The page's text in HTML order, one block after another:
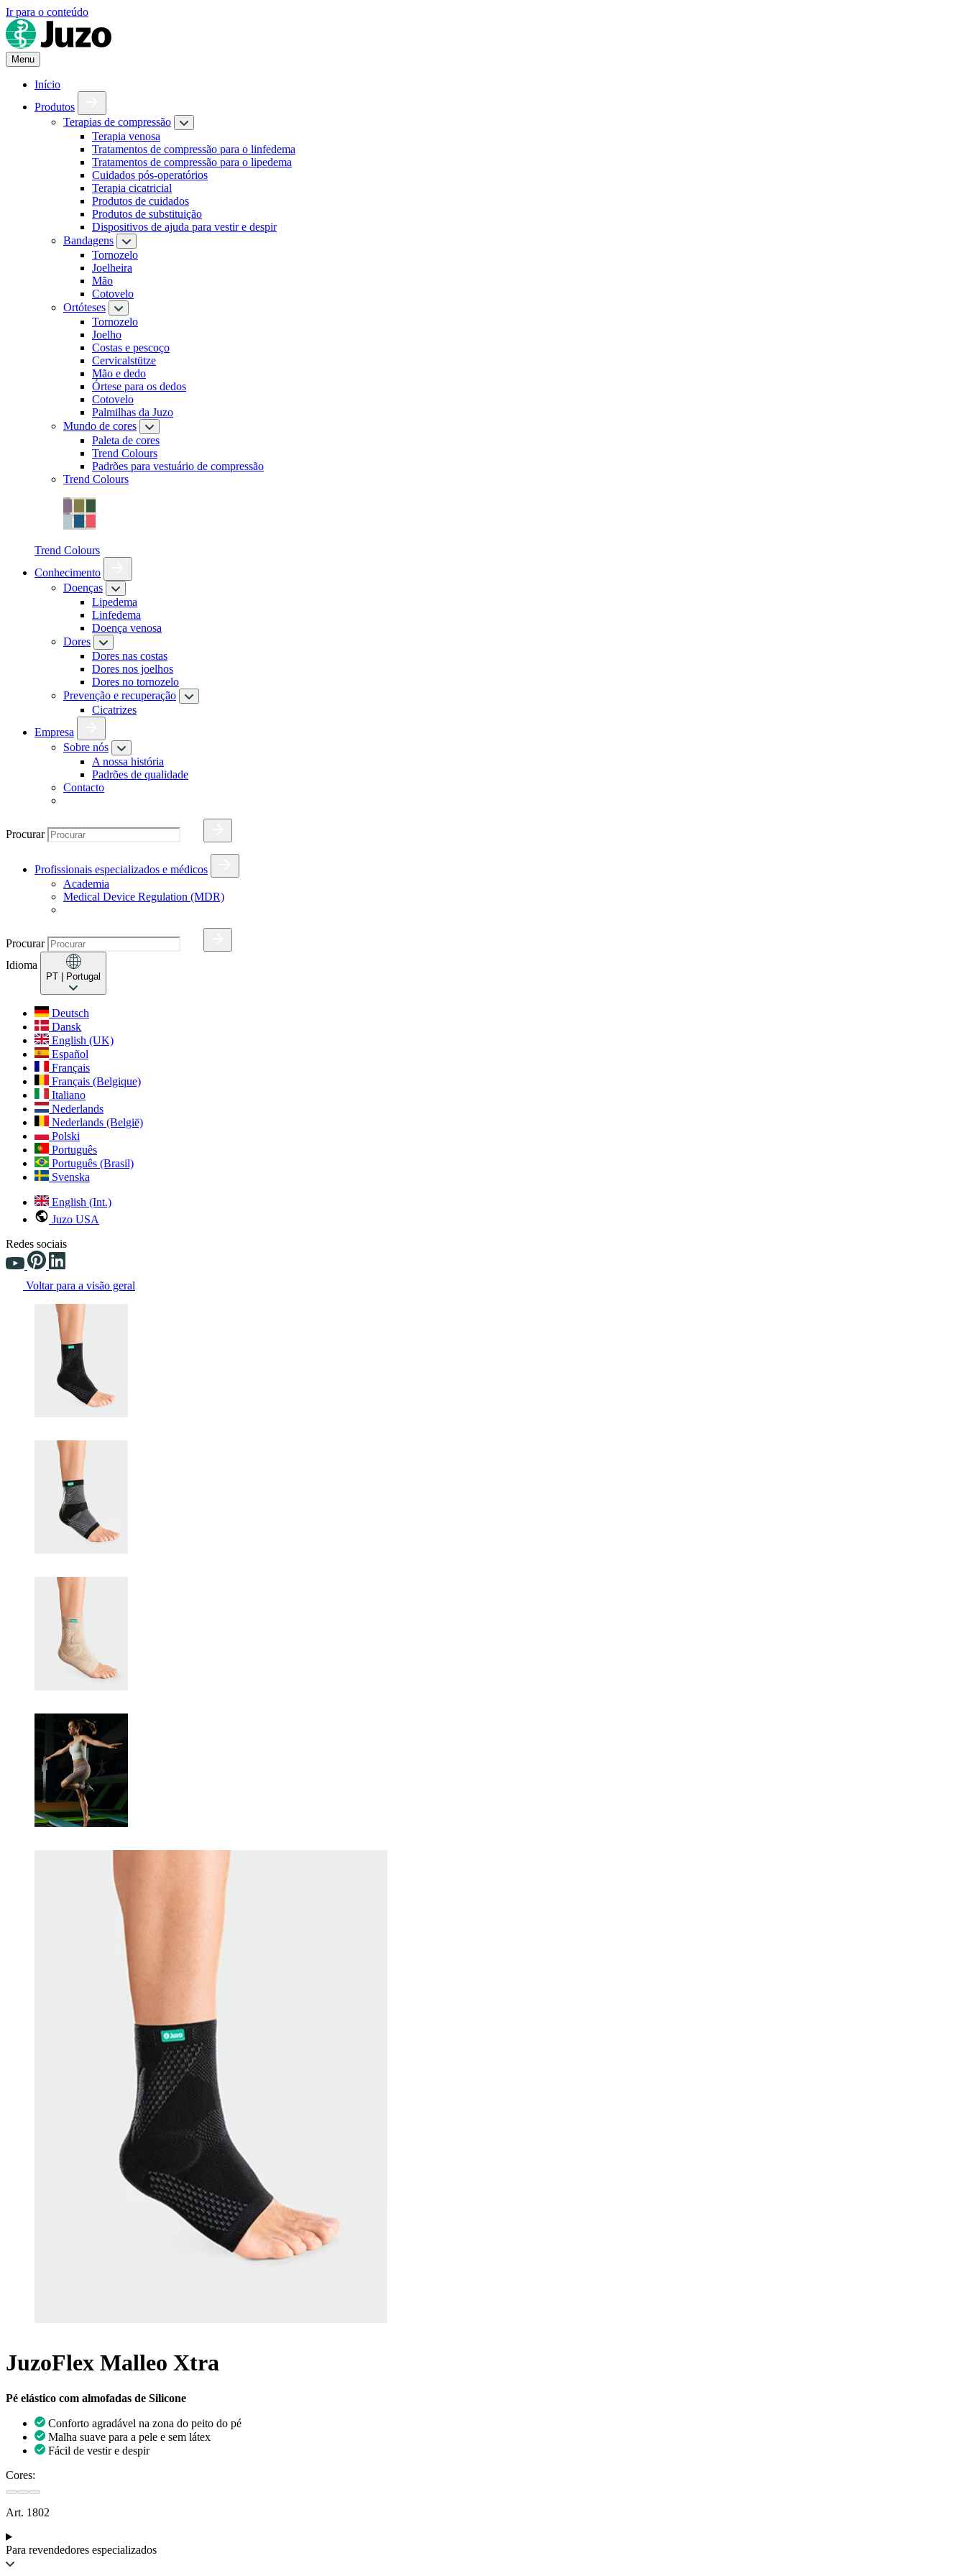
Ir para o conteúdo
Menu
Início
Produtos
Terapias de compressão
Terapia venosa
Tratamentos de compressão para o linfedema
Tratamentos de compressão para o lipedema
Cuidados pós-operatórios
Terapia cicatricial
Produtos de cuidados
Produtos de substituição
Dispositivos de ajuda para vestir e despir
Bandagens
Tornozelo
Joelheira
Mão
Cotovelo
Ortóteses
Tornozelo
Joelho
Costas e pescoço
Cervicalstütze
Mão e dedo
Órtese para os dedos
Cotovelo
Palmilhas da Juzo
Mundo de cores
Paleta de cores
Trend Colours
Padrões para vestuário de compressão
Trend Colours
Trend Colours
Conhecimento
Doenças
Lipedema
Linfedema
Doença venosa
Dores
Dores nas costas
Dores nos joelhos
Dores no tornozelo
Prevenção e recuperação
Cicatrizes
Empresa
Sobre nós
A nossa história
Padrões de qualidade
Contacto
Procurar
Profissionais especializados e médicos
Academia
Medical Device Regulation (MDR)
Procurar
Idioma
PT | Portugal
Deutsch
Dansk
English (UK)
Español
Français
Français (Belgique)
Italiano
Nederlands
Nederlands (België)
Polski
Português
Português (Brasil)
Svenska
English (Int.)
Juzo USA
Redes sociais
Voltar para a visão geral
JuzoFlex Malleo Xtra
Pé elástico com almofadas de Silicone
Conforto agradável na zona do peito do pé
Malha suave para a pele e sem látex
Fácil de vestir e despir
Cores:
Art. 1802
Para revendedores especializados